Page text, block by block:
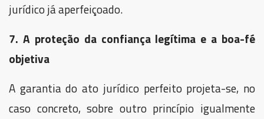
jurídico já aperfeiçoado.
7. A proteção da confiança legítima e a boa-fé
objetiva
A garantia do ato jurídico perfeito projeta-se, no
caso concreto, sobre outro princípio igualmente